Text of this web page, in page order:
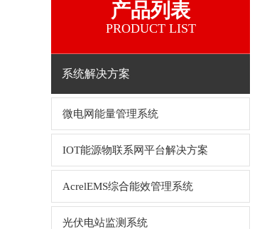
产品列表
PRODUCT LIST
系统解决方案
微电网能量管理系统
IOT能源物联系网平台解决方案
AcrelEMS综合能效管理系统
光伏电站监测系统